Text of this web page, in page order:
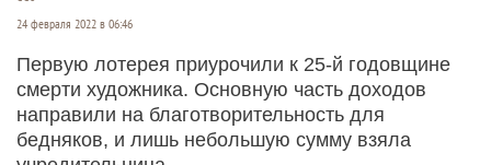
24 февраля 2022 в 06:46
Первую лотерея приурочили к 25-й годовщине
смерти художника. Основную часть доходов
направили на благотворительность для
бедняков, и лишь небольшую сумму взяла